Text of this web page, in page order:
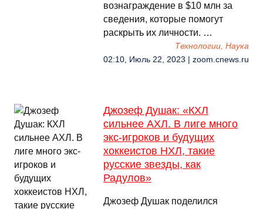
вознаграждение в $10 млн за
сведения, которые помогут
раскрыть их личности. …
Технологии, Наука
02:10, Июль 22, 2023 | zoom.cnews.ru
Джозеф Душак: «КХЛ
сильнее АХЛ. В лиге много
экс-игроков и будущих
хоккеистов НХЛ, такие
русские звезды, как
Радулов»
Джозеф Душак поделился